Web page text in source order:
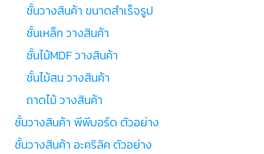
ชั้นวางสินค้า ขนาดสำเร็จรูป
ชั้นเหล็ก วางสินค้า
ชั้นไม้MDF วางสินค้า
ชั้นไม้สน วางสินค้า
ถาดไม้ วางสินค้า
ชั้นวางสินค้า พีพีบอร์ด ตัวอย่าง
ชั้นวางสินค้า อะคริลิค ตัวอย่าง